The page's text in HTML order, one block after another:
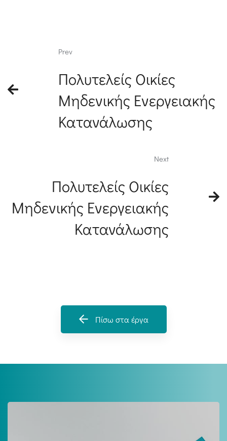
Prev
Πολυτελείς Οικίες
Μηδενικής Ενεργειακής
Κατανάλωσης
Next
Πολυτελείς Οικίες
Μηδενικής Ενεργειακής
Κατανάλωσης
Πίσω στα έργα